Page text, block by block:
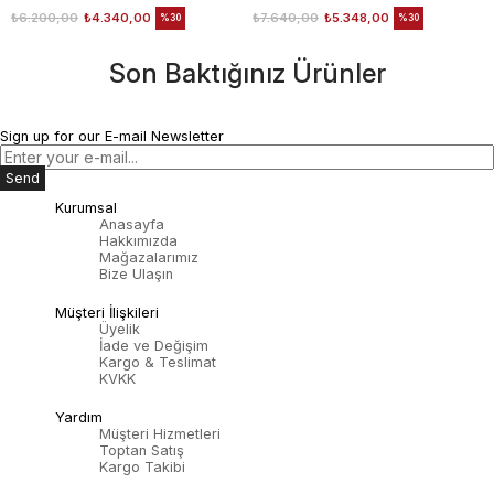
₺4.340,00
₺6.200,00 %30 ₺5.348,00
₺7.640,00 %30
Son Baktığınız Ürünler
Sign up for our E-mail Newsletter
Send
Kurumsal
Anasayfa
Hakkımızda
Mağazalarımız
Bize Ulaşın
Müşteri İlişkileri
Üyelik
İade ve Değişim
Kargo & Teslimat
KVKK
Yardım
Müşteri Hizmetleri
Toptan Satış
Kargo Takibi